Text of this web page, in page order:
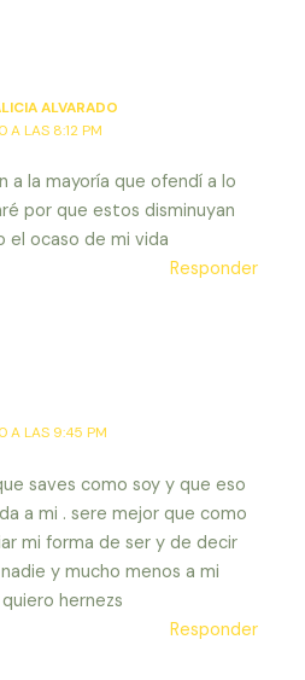
ALVARADO
A LAS 8:12 PM
a la mayoría que ofendí a lo
por que estos disminuyan
el ocaso de mi vida
Responder
A LAS 9:45 PM
saves como soy y que eso
a mi . sere mejor que como
mi forma de ser y de decir
y mucho menos a mi
hernezs
Responder